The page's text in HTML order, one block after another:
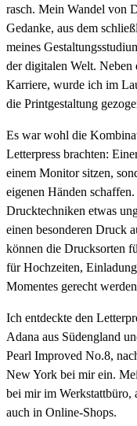
rasch. Mein Wandel von
Gedanke, aus dem
meines
der digitalen Welt. Neben
Karriere, wurde ich im
die Printgestaltung
Es war wohl die
Letterpress brachten:
einem Monitor sitzen,
eigenen Händen
Drucktechniken etwas
einen besonderen Druck
können die Drucksorten
für Hochzeiten,
Momentes gerecht
Ich entdeckte den
Adana aus Südengland
Pearl Improved No.8,
New York bei mir ein.
bei mir im Werkstattbüro,
auch in Online-Shops.